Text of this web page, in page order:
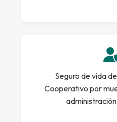
Seguro de vida
Cooperativo por